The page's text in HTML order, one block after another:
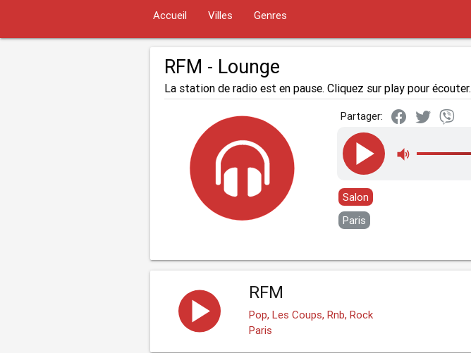
Accueil Villes Genres
RFM - Lounge
La station de radio est en pause. Cliquez sur play pour écouter.
Partager:
Salon
Paris
RFM
Pop, Les Coups, Rnb, Rock
Paris